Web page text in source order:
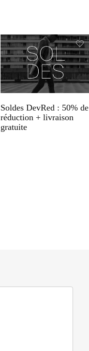
Soldes DevRed : 50% de
réduction + livraison
gratuite